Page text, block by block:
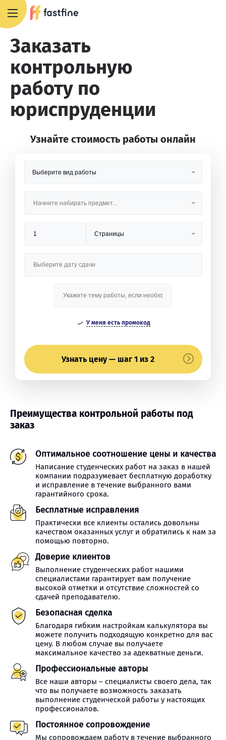
Заказать
контрольную
работу по
юриспруденции
Узнайте стоимость работы онлайн
У меня есть промокод
Узнать цену — шаг 1 из 2
Преимущества контрольной работы под
заказ
Оптимальное соотношение цены и качества
Написание студенческих работ на заказ в нашей
компании подразумевает бесплатную доработку
и исправление в течение выбранного вами
гарантийного срока.
Бесплатные исправления
Практически все клиенты остались довольны
качеством оказанных услуг и обратились к нам за
помощью повторно.
Доверие клиентов
Выполнение студенческих работ нашими
специалистами гарантирует вам получение
высокой отметки и отсутствие сложностей со
сдачей преподавателю.
Безопасная сделка
Благодаря гибким настройкам калькулятора вы
можете получить подходящую конкретно для вас
цену. В любом случае вы получаете
максимальное качество за адекватные деньги.
Профессиональные авторы
Все наши авторы – специалисты своего дела, так
что вы получаете возможность заказать
выполнение студенческой работы у настоящих
профессионалов.
Постоянное сопровождение
Мы сопровождаем работу в течение выбранного